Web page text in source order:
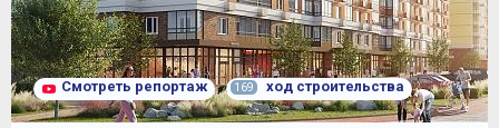
Смотреть репортаж 169 ход строительства